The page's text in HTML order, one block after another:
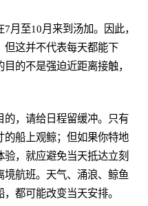
月至10月来到汤加。因此，
但这并不代表每天都能下
的不是强迫近距离接触，
的，请给日程留缓冲。只有
的船上观鲸；但如果你特地
，就应避免当天抵达立刻
航班。天气、涌浪、鲸鱼
都可能改变当天安排。